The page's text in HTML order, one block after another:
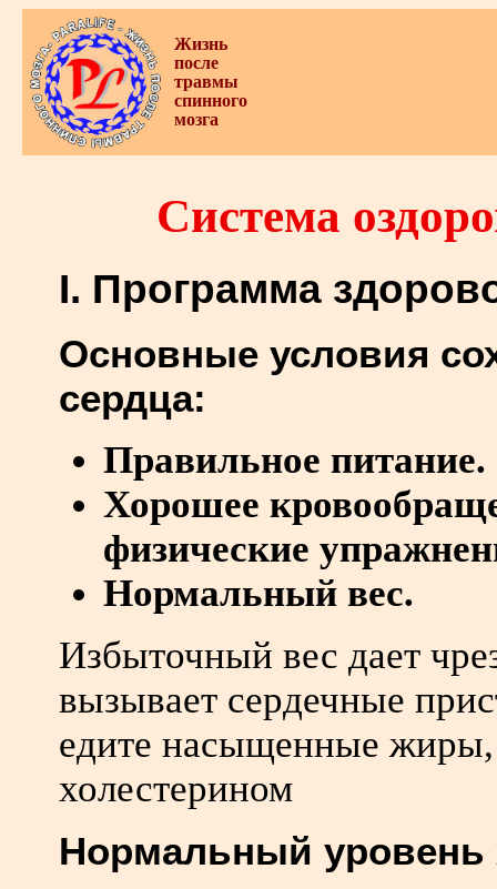
Жизнь
после
травмы
спинного
мозга
Система
I. Программа
Основные условия
сердца:
Правильное питание.
Хорошее
физические
Нормальный вес.
Избыточный вес дает
вызывает сердечные
едите насыщенные жиры,
холестерином
Нормальный уровень